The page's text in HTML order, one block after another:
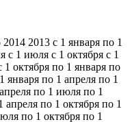
2013 с 1 января по 1
с 1 июля с 1 октября с 1
1 октября по 1 января по
января по 1 апреля по 1
по 1 июля по 1
апреля по 1 октября по 1
по 1 октября по 1